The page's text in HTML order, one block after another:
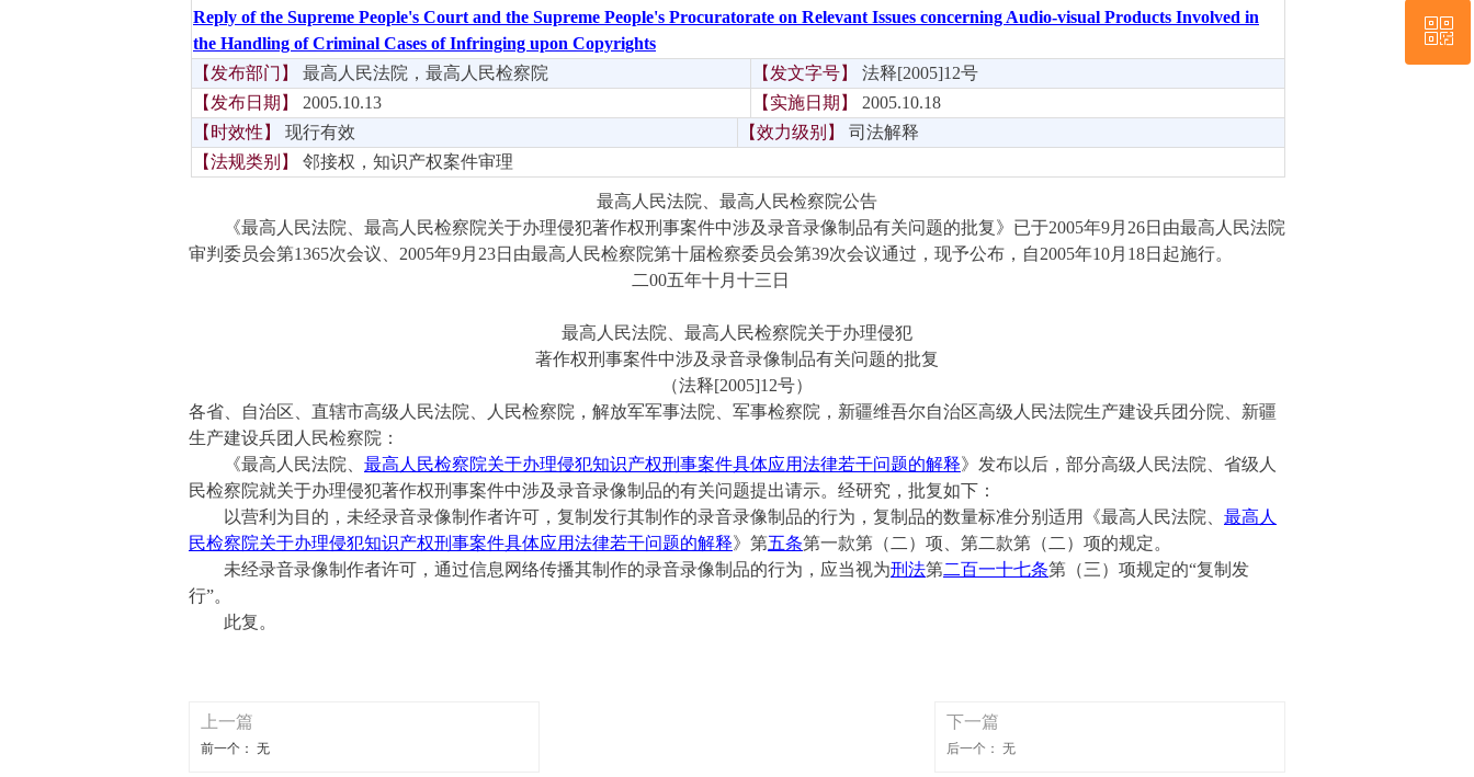
Reply of the Supreme People's Court and the Supreme People's Procuratorate on Relevant Issues concerning Audio-visual Products Involved in
the Handling of Criminal Cases of Infringing upon Copyrights
【发布部门】
最高人民法院，最高人民检察院 【发文字号】 法释[2005]1 2号
【发布日期】
2005.10.13 【实施日期】
2005.10.18
【时效性】
现行有效 【效力级别】
司法解释
【法规类别】
邻接权，知识产权案件审理
最高人民法院、最高人民检察院公告
《最高人民法院、最高人民检察院关于办理侵犯著作权刑事案件中涉及录音录像制品有关问题的批复》已于2005年9月 26日由最高人民法院
审判委员会第1365次会议 2005年9月 23日由最高人民检察院第十届检察委员会第39次会议通过，现予公布， 自2005年10月 18日起施行。
二00五年十月十三日
最高人民法院、最高人民检察院关于办理侵犯
著作权刑事案件中涉及录音录像制品有关问题的批复
（法释[2005]1 2号）
各省、自治区、直辖市高级人民法院、人民检察院，解放军军事法院、军事检察院，新疆维吾尔自治区高级人民法院生产建设兵团分院、新疆
生产建设兵团人民检察院：
《最高人民法院、 最高人民检察院关于办理侵犯知识产权刑事案件具体应用法律若干问题的解释》发布以后，部分高级人民法院、省级人
民检察院就关于办理侵犯著作权刑事案件中涉及录音录像制品的有关问题提出请示。经研究，批复如下：
以营利为目的，未经录音录像制作者许可，复制发行其制作的录音录像制品的行为，复制品的数量标准分别适用《最高人民法院、 最高人
民检察院关于办理侵犯知识产权刑事案件具体应用法律若干问题的解释》第五条第一款第（二）项、第二款第（二）项的规定。
未经录音录像制作者许可，通过信息网络传播其制作的录音录像制品的行为，应当视为刑法第二百一十七条第（三）项规定的“复制发
行”。
此复。
上一篇
前一个： 无
下一篇
后一个： 无
86-571-88495700
ꀥ